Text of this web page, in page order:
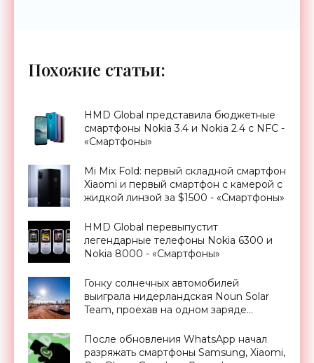
Похожие статьи:
HMD Global представила бюджетные
смартфоны Nokia 3.4 и Nokia 2.4 с NFC -
«Смартфоны»
Mi Mix Fold: первый складной смартфон
Xiaomi и первый смартфон с камерой с
жидкой линзой за $1500 - «Смартфоны»
HMD Global перевыпустит
легендарные телефоны Nokia 6300 и
Nokia 8000 - «Смартфоны»
Гонку солнечных автомобилей
выиграла нидерландская Noun Solar
Team, проехав на одном заряде
Электроники»
После обновления WhatsApp начал
разряжать смартфоны Samsung, Xiaomi,